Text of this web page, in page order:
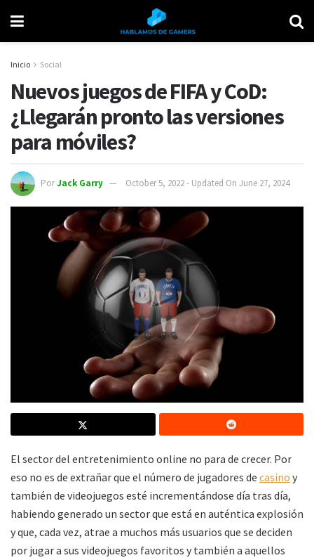
Inicio Social
Nuevos juegos de FIFA y CoD:
¿Llegarán pronto las versiones
para móviles?
PorJack Garry October 5, 2022 - Updated On June 27, 2024
El sector del entretenimiento online no para de crecer. Por
eso no es de extrañar que el número de jugadores de casino y
también de videojuegos esté incrementándose día tras día,
habiendo generado un sector que está en auténtica explosión
y que, cada vez, atrae a muchos más usuarios que se deciden
por jugar a sus videojuegos favoritos y también a aquellos